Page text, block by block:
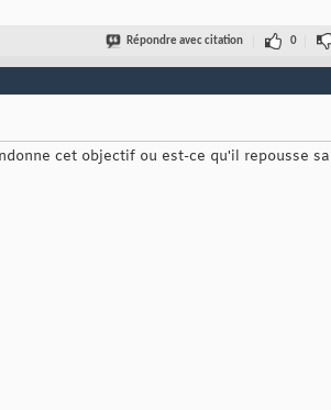
Répondre avec citation 0
cet objectif ou est-ce qu'il repousse sa